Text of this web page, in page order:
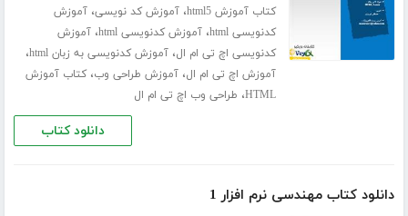
کتاب آموزش html5 ،آموزش کد نویسی،آموزش
کدنویسی html
،آموزش کدنویسی html ،آموزش
کدنویسی اچ تی ام ال،آموزش کدنویسی به زبان html ،
آموزش اچ تی ام ال،آموزش طراحی وب،کتاب آموزش
HTML، طراحی وب اچ تی ام ال
دانلود کتاب
دانلود کتاب مهندسی نرم افزار 1